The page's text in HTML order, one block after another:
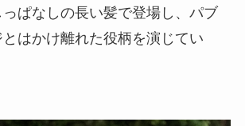
ぱなしの長い髪で登場し、パブ
とはかけ離れた役柄を演じてい